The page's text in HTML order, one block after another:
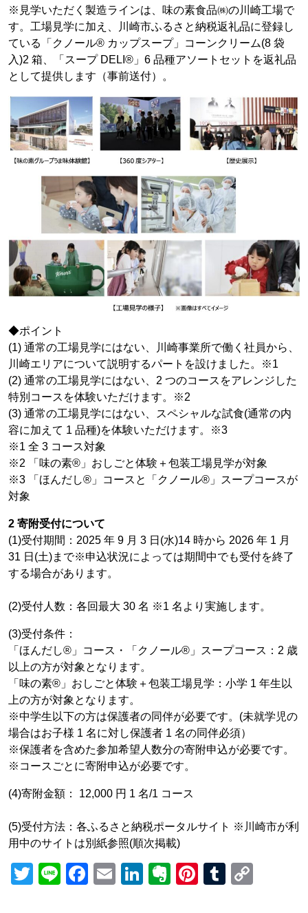
※見学いただく製造ラインは、味の素食品㈱の川崎工場で
す。工場見学に加え、川崎市ふるさと納税返礼品に登録し
ている「クノール® カップスープ」コーンクリーム(8 袋
入)2 箱、「スープ DELI®」6 品種アソートセットを返礼品
として提供します（事前送付）。
◆ポイント
(1) 通常の工場見学にはない、川崎事業所で働く社員から、
川崎エリアについて説明するパートを設けました。※1
(2) 通常の工場見学にはない、2 つのコースをアレンジした
特別コースを体験いただけます。※2
(3) 通常の工場見学にはない、スペシャルな試食(通常の内
容に加えて 1 品種)を体験いただけます。※3
※1 全 3 コース対象
※2 「味の素®」おしごと体験＋包装工場見学が対象
※3 「ほんだし®」コースと「クノール®」スープコースが
対象
2 寄附受付について
(1)受付期間：2025 年 9 月 3 日(水)14 時から 2026 年 1 月
31 日(土)まで※申込状況によっては期間中でも受付を終了
する場合があります。
(2)受付人数：各回最大 30 名 ※1 名より実施します。
(3)受付条件：
「ほんだし®」コース・「クノール®」スープコース：2 歳
以上の方が対象となります。
「味の素®」おしごと体験＋包装工場見学：小学 1 年生以
上の方が対象となります。
※中学生以下の方は保護者の同伴が必要です。(未就学児の
場合はお子様 1 名に対し保護者 1 名の同伴必須）
※保護者を含めた参加希望人数分の寄附申込が必要です。
※コースごとに寄附申込が必要です。
(4)寄附金額： 12,000 円 1 名/1 コース
(5)受付方法：各ふるさと納税ポータルサイト ※川崎市が利
用中のサイトは別紙参照(順次掲載)
Twitter
LineFacebook
EmailLinkedIn
Evernote
Pinterest
Tumblr